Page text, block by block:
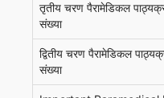
तृतीय चरण पैरामेडिकल
संख्या
द्वितीय चरण पैरामेडिकल
संख्या